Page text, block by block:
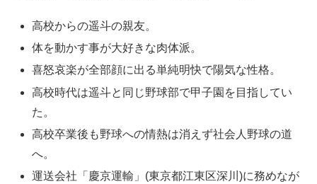
高校からの遥斗の親友。
体を動かす事が大好きな肉体派。
喜怒哀楽が全部顔に出る単純明快で陽気な性格。
高校時代は遥斗と同じ野球部で甲子園を目指してい
た。
高校卒業後も野球への情熱は消えず社会人野球の道
へ。
運送会社「慶京運輸」(東京都江東区深川)に務めなが